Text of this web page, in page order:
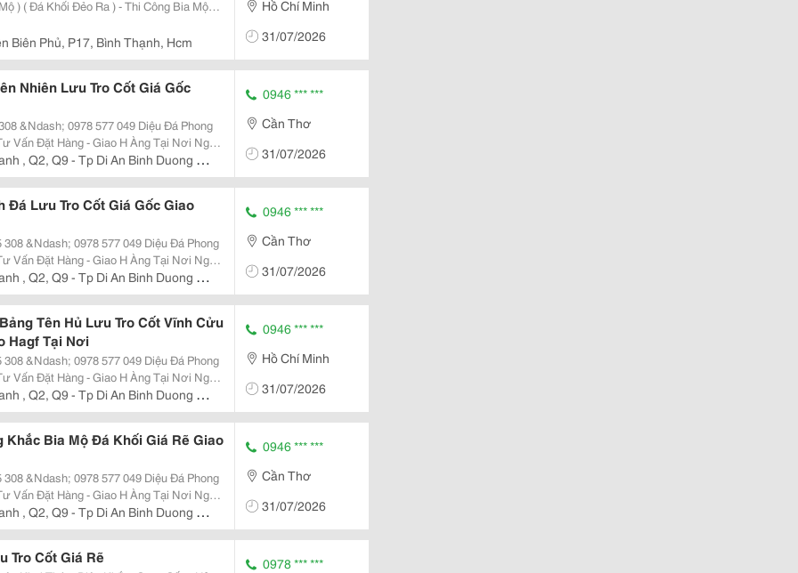
Mộ
Biên Phủ, P17, Bình Thạnh, Hcm
Hồ Chí Minh
31/07/2026
Nhiên Lưu Tro Cốt Giá Gốc
0978 577 049 Diệu Đá Phong
, Q2, Q9 - Tp Di An Binh Duong -
0946 *** ***
Cần Thơ
31/07/2026
Đá Lưu Tro Cốt Giá Gốc Giao
0978 577 049 Diệu Đá Phong
, Q2, Q9 - Tp Di An Binh Duong -
0946 *** ***
Cần Thơ
31/07/2026
Tên Hủ Lưu Tro Cốt Vĩnh Cửu
Hagf Tại Nơi
0978 577 049 Diệu Đá Phong
, Q2, Q9 - Tp Di An Binh Duong -
0946 *** ***
Hồ Chí Minh
31/07/2026
Bia Mộ Đá Khối Giá Rẽ Giao
0978 577 049 Diệu Đá Phong
, Q2, Q9 - Tp Di An Binh Duong -
0946 *** ***
Cần Thơ
31/07/2026
Tro Cốt Giá Rẽ
0978 *** ***